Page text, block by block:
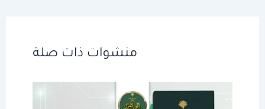
منشوات ذات صلة